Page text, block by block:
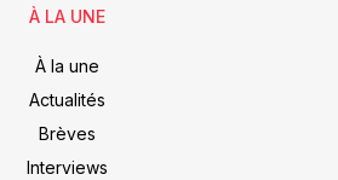
À LA UNE
À la une
Actualités
Brèves
Interviews